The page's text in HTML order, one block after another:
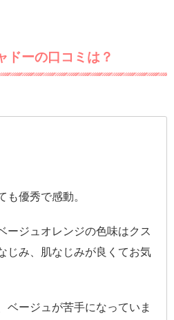
ドーの口コミは？
優秀で感動。
ージュオレンジの色味はクス
じみ、肌なじみが良くてお気
ベージュが苦手になっていま